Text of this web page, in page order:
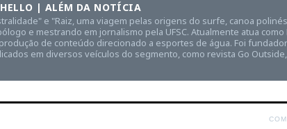
| ALÉM DA NOTÍCIA
e "Raiz, uma viagem pelas origens do surfe, canoa
e mestrando em jornalismo pela UFSC. Atualmente atua
de conteúdo direcionado a esportes de água. Foi
em diversos veículos do segmento, como revista Go